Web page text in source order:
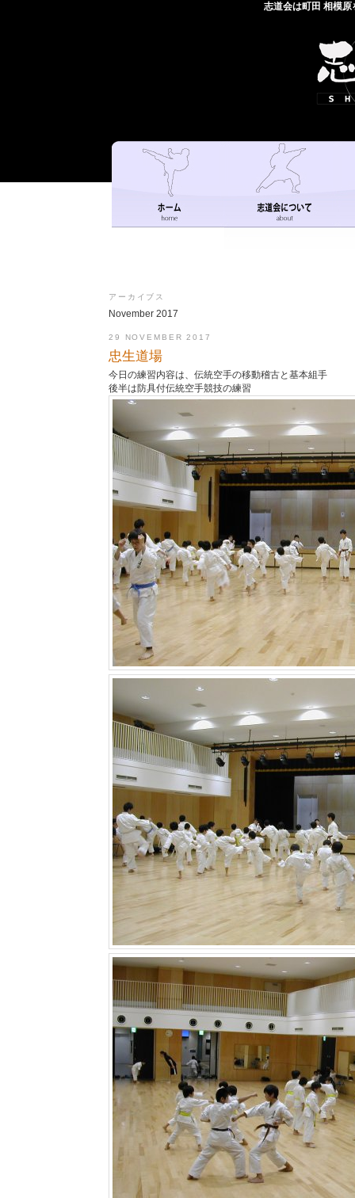
志道会は町田 相模
アーカイブス
November 2017
29 NOVEMBER 2017
忠生道場
今日の練習内容は、伝統空手の移動稽古と基本組手
後半は防具付伝統空手競技の練習